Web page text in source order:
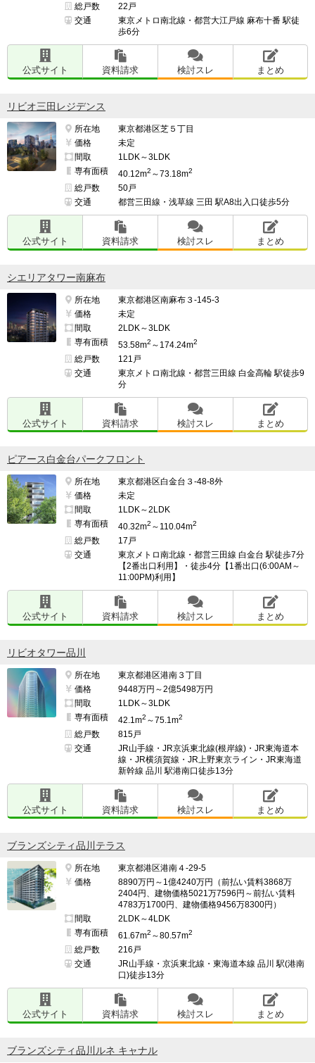
総戸数
22戸
交通
東京メトロ南北線・都営大江戸線 麻布十番 駅徒
歩6分
公式サイト 資料請求 検討スレ まとめ
リビオ三田レジデンス
所在地
東京都港区芝５丁目
価格
未定
間取
1LDK～3LDK
専有面積
40.12m2 ～73.18m2
総戸数
50戸
交通
都営三田線・浅草線 三田 駅A8出入口徒歩5分
公式サイト 資料請求 検討スレ まとめ
シエリアタワー南麻布
所在地
東京都港区南麻布３-145-3
価格
未定
間取
2LDK～3LDK
専有面積
53.58m2 ～174.24m2
総戸数
121戸
交通
東京メトロ南北線・都営三田線 白金高輪 駅徒歩9
分
公式サイト 資料請求 検討スレ まとめ
ピアース白金台パークフロント
所在地
東京都港区白金台３-48-8外
価格
未定
間取
1LDK～2LDK
専有面積
40.32m2 ～110.04m2
総戸数
17戸
交通
東京メトロ南北線・都営三田線 白金台 駅徒歩7分
【2番出口利用】・徒歩4分【1番出口(6:00AM～
11:00PM)利用】
公式サイト 資料請求 検討スレ まとめ
リビオタワー品川
所在地
東京都港区港南３丁目
価格
9448万円～2億5498万円
間取
1LDK～3LDK
専有面積
42.1m2 ～75.1m2
総戸数
815戸
交通
JR山手線・JR京浜東北線(根岸線)・JR東海道本
線・JR横須賀線・JR上野東京ライン・JR東海道
新幹線 品川 駅港南口徒歩13分
公式サイト 資料請求 検討スレ まとめ
ブランズシティ品川テラス
所在地
東京都港区港南４-29-5
価格
8890万円～1億4240万円（前払い賃料3868万
2404円、建物価格5021万7596円～前払い賃料
4783万1700円、建物価格9456万8300円）
間取
2LDK～4LDK
専有面積
61.67m2 ～80.57m2
総戸数
216戸
交通
JR山手線・京浜東北線・東海道本線 品川 駅(港南
口)徒歩13分
公式サイト 資料請求 検討スレ まとめ
ブランズシティ品川ルネ キャナル